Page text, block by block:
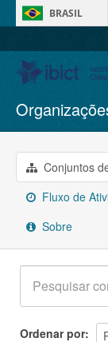
BRASIL
Conjuntos de
Organizações
Grupos
Sobre
Conjuntos
Fluxo de
Sobre
Ordenar por